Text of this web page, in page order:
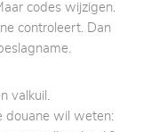
codes wijzigen.
controleert. Dan
valkuil.
douane wil weten: